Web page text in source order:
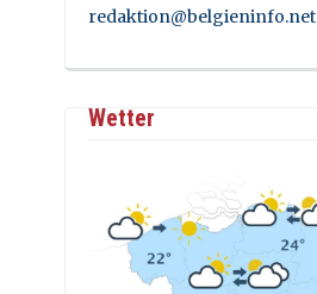
redaktion@belgieninfo.net
Wetter